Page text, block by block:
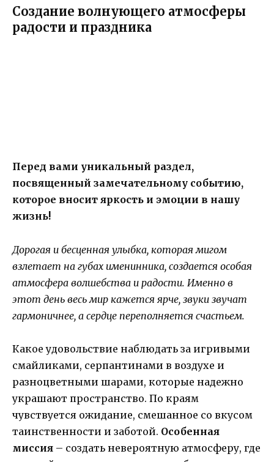
Создание волнующего атмосферы
радости и праздника
Перед вами уникальный раздел,
посвященный замечательному событию,
которое вносит яркость и эмоции в нашу
жизнь!
Дорогая и бесценная улыбка, которая мигом
взлетает на губах именинника, создается особая
атмосфера волшебства и радости. Именно в
этот день весь мир кажется ярче, звуки звучат
гармоничнее, а сердце переполняется счастьем.
Какое удовольствие наблюдать за игривыми
смайликами, серпантинами в воздухе и
разноцветными шарами, которые надежно
украшают пространство. По краям
чувствуется ожидание, смешанное со вкусом
таинственности и заботой. Особенная
миссия – создать невероятную атмосферу, где